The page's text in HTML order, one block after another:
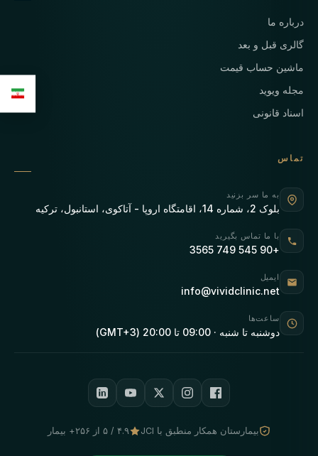
درباره ما
گالری قبل و بعد
ماشین حساب قیمت
مجله ویوید
اسناد قانونی
تماس
به ما سر بزنید
بلوک 2، شماره 14، اقامتگاه اروپا - آتاکوی، استانبول، ترکیه
با ما تماس بگیرید
+90 545 749 3565
ایمیل
info@vividclinic.net
ساعت‌ها
دوشنبه تا شنبه · 09:00 تا 20:00 (GMT+3)
بیمارستان همکار منطبق با JCI ۴.۹ / ۵ از ۲۵۶+ بیمار